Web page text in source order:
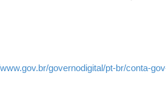
governodigital/pt-br/conta-